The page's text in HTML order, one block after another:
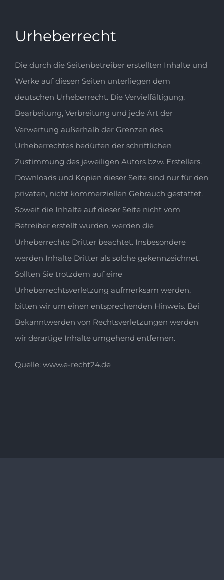
Urheberrecht
Die durch die Seitenbetreiber erstellten Inhalte und
Werke auf diesen Seiten unterliegen dem
deutschen Urheberrecht. Die Vervielfältigung,
Bearbeitung, Verbreitung und jede Art der
Verwertung außerhalb der Grenzen des
Urheberrechtes bedürfen der schriftlichen
Zustimmung des jeweiligen Autors bzw. Erstellers.
Downloads und Kopien dieser Seite sind nur für den
privaten, nicht kommerziellen Gebrauch gestattet.
Soweit die Inhalte auf dieser Seite nicht vom
Betreiber erstellt wurden, werden die
Urheberrechte Dritter beachtet. Insbesondere
werden Inhalte Dritter als solche gekennzeichnet.
Sollten Sie trotzdem auf eine
Urheberrechtsverletzung aufmerksam werden,
bitten wir um einen entsprechenden Hinweis. Bei
Bekanntwerden von Rechtsverletzungen werden
wir derartige Inhalte umgehend entfernen.
Quelle: www.e-recht24.de